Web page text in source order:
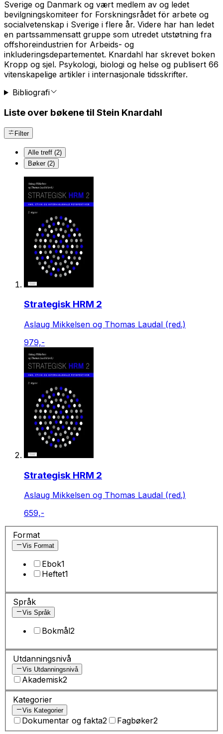
Sverige og Danmark og vært medlem av og ledet
bevilgningskomiteer for Forskningsrådet för arbete og
socialvetenskap i Sverige i flere år. Videre har han ledet
en partssammensatt gruppe som utredet utstøtning fra
offshoreindustrien for Arbeids- og
inkluderingsdepartementet. Knardahl har skrevet boken
Kropp og sjel. Psykologi, biologi og helse og publisert 66
vitenskapelige artikler i internasjonale tidsskrifter.
Bibliografi
Liste over bøkene til Stein Knardahl
Filter
Alle treff (2)
Bøker (2)
Strategisk HRM 2
Aslaug Mikkelsen og Thomas Laudal (red.)
979,-
Strategisk HRM 2
Aslaug Mikkelsen og Thomas Laudal (red.)
659,-
Format
Vis Format
Ebok1
Heftet1
Språk
Vis Språk
Bokmål2
Utdanningsnivå
Vis Utdanningsnivå
Akademisk2
Kategorier
Vis Kategorier
Dokumentar og fakta2 Fagbøker2